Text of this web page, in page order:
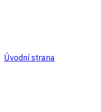
Úvodní strana